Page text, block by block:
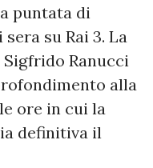
puntata di
su Rai 3. La
Ranucci
alla
ore in cui la
definitiva il